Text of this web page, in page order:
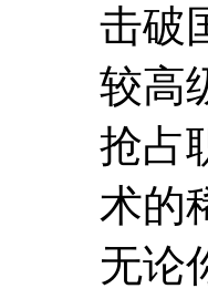
击破
较高
抢占
术的
无论